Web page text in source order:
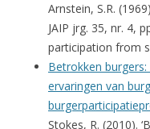
Arnstein, S.R.
JAIP jrg. 35, nr. 4,
participation from
Betrokken
ervaringen van
Stokes, R. (2010).